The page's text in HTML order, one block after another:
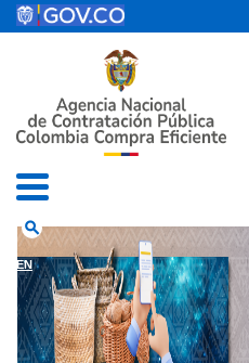
Pasar al contenido principal
• Consulta RUES
• Preguntas Frecuentes
search
EN